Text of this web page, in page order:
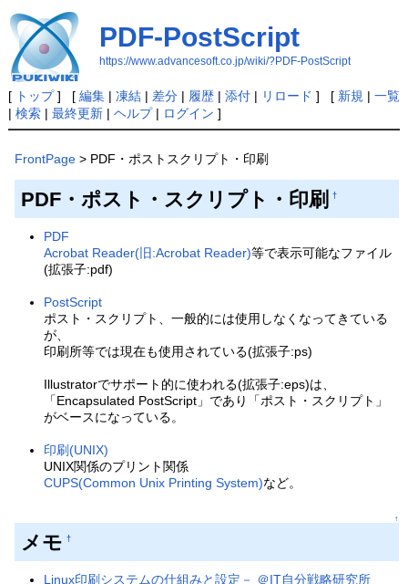
PDF-PostScript
https://www.advancesoft.co.jp/wiki/?PDF-PostScript
[ トップ] [ 編集| 凍結| 差分| 履歴| 添付| リロード ] [ 新規 | 一覧
| 検索| 最終更新| ヘルプ| ログイン ]
FrontPage > PDF・ポストスクリプト・印刷
PDF・ポスト・スクリプト・印刷 †
PDF
Acrobat Reader(旧:Acrobat Reader)等で表示可能なファイル
(拡張子:pdf)
PostScript
ポスト・スクリプト、一般的には使用しなくなってきている
が、
印刷所等では現在も使用されている(拡張子:ps)
Illustratorでサポート的に使われる(拡張子:eps)は、
「Encapsulated PostScript」であり「ポスト・スクリプト」
がベースになっている。
印刷(UNIX)
UNIX関係のプリント関係
CUPS(Common Unix Printing System)など。
↑
メモ †
Linux印刷システムの仕組みと設定－ ＠IT自分戦略研究所